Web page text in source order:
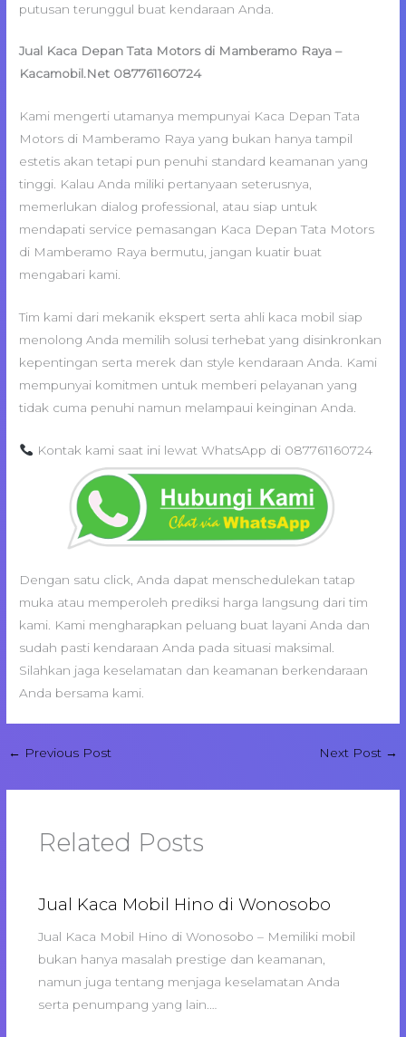
putusan terunggul buat kendaraan Anda.
Jual Kaca Depan Tata Motors di Mamberamo Raya –
Kacamobil.Net 087761160724
Kami mengerti utamanya mempunyai Kaca Depan Tata
Motors di Mamberamo Raya yang bukan hanya tampil
estetis akan tetapi pun penuhi standard keamanan yang
tinggi. Kalau Anda miliki pertanyaan seterusnya,
memerlukan dialog professional, atau siap untuk
mendapati service pemasangan Kaca Depan Tata Motors
di Mamberamo Raya bermutu, jangan kuatir buat
mengabari kami.
Tim kami dari mekanik ekspert serta ahli kaca mobil siap
menolong Anda memilih solusi terhebat yang disinkronkan
kepentingan serta merek dan style kendaraan Anda. Kami
mempunyai komitmen untuk memberi pelayanan yang
tidak cuma penuhi namun melampaui keinginan Anda.
Kontak kami saat ini lewat WhatsApp di 087761160724
Dengan satu click, Anda dapat menschedulekan tatap
muka atau memperoleh prediksi harga langsung dari tim
kami. Kami mengharapkan peluang buat layani Anda dan
sudah pasti kendaraan Anda pada situasi maksimal.
Silahkan jaga keselamatan dan keamanan berkendaraan
Anda bersama kami.
← Previous Post Next Post →
Related Posts
Jual Kaca Mobil Hino di Wonosobo
Jual Kaca Mobil Hino di Wonosobo – Memiliki mobil
bukan hanya masalah prestige dan keamanan,
namun juga tentang menjaga keselamatan Anda
serta penumpang yang lain.…